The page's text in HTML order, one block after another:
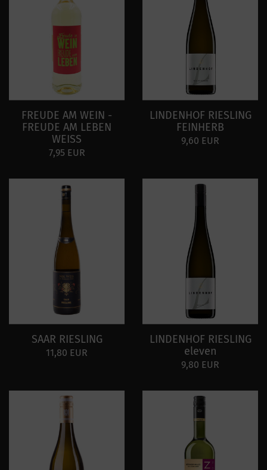
FREUDE AM WEIN -
FREUDE AM LEBEN
WEISS
7,95 EUR
LINDENHOF RIESLING
FEINHERB
9,60 EUR
SAAR RIESLING
11,80 EUR
LINDENHOF RIESLING
eleven
9,80 EUR